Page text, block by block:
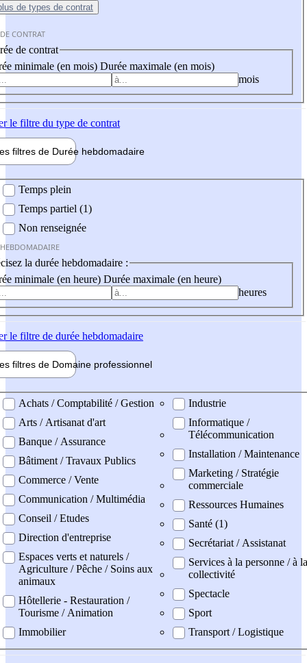
de types de contrat
CONTRAT
de contrat
minimale (en mois) Durée maximale (en mois)
mois
le filtre du type de contrat
filtres de Durée hebdomadaire
Temps plein
Temps partiel (1)
Non renseignée
la durée hebdomadaire :
minimale (en heure) Durée maximale (en heure)
heures
le filtre de durée hebdomadaire
filtres de Domaine professionnel
professionel
Achats / Comptabilité / Gestion
Arts / Artisanat d'art
Banque / Assurance
Bâtiment / Travaux Publics
Commerce / Vente
Communication / Multimédia
Conseil / Etudes
Direction d'entreprise
Espaces verts et naturels /
Agriculture / Pêche / Soins aux
animaux
Hôtellerie - Restauration /
Tourisme / Animation
Immobilier
Industrie
Informatique /
Télécommunication
Installation / Maintenance
Marketing / Stratégie
commerciale
Ressources Humaines
Santé (1)
Secrétariat / Assistanat
Services à la personne / à la
collectivité
Spectacle
Sport
Transport / Logistique